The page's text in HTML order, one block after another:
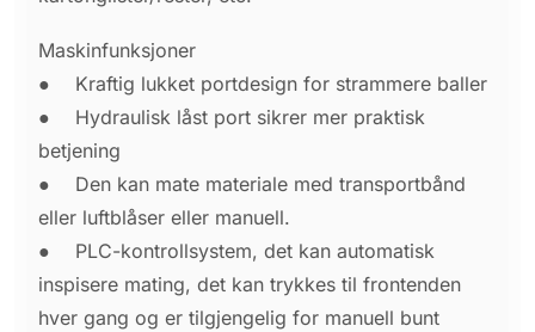
Maskinfunksjoner
●
Kraftig lukket portdesign for strammere baller
●
Hydraulisk låst port sikrer mer praktisk
betjening
●
Den kan mate materiale med transportbånd
eller luftblåser eller manuell.
●
PLC-kontrollsystem, det kan automatisk
inspisere mating, det kan trykkes til frontenden
hver gang og er tilgjengelig for manuell bunt